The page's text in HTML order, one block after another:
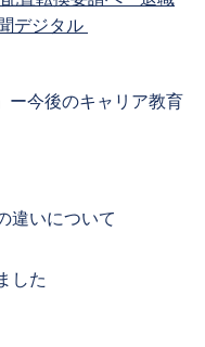
デジタル
ー今後のキャリア教育
違いについて
した